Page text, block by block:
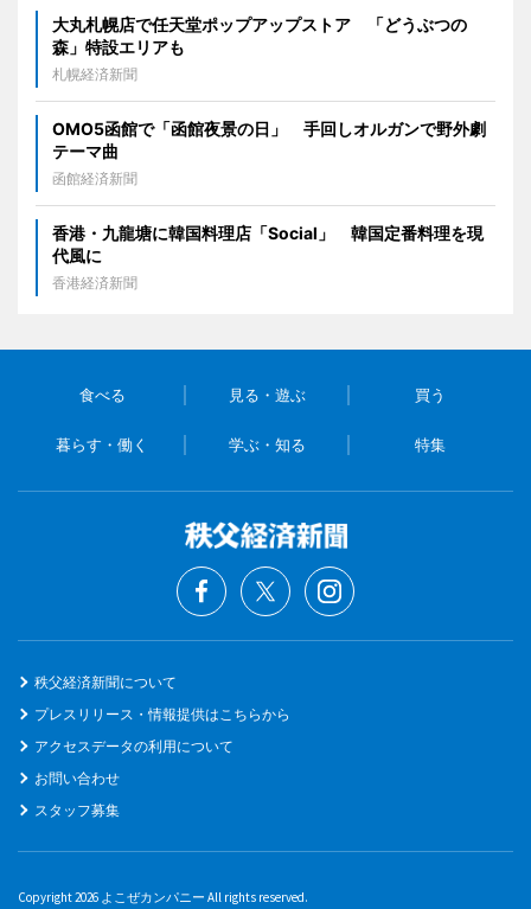
大丸札幌店で任天堂ポップアップストア 「どうぶつの
森」特設エリアも
札幌経済新聞
OMO5函館で「函館夜景の日」 手回しオルガンで野外劇
テーマ曲
函館経済新聞
香港・九龍塘に韓国料理店「Social」 韓国定番料理を現
代風に
香港経済新聞
食べる 見る・遊ぶ 買う
暮らす・働く 学ぶ・知る 特集
秩父経済新聞について
プレスリリース・情報提供はこちらから
アクセスデータの利用について
お問い合わせ
スタッフ募集
Copyright 2026 よこぜカンパニー All rights reserved.